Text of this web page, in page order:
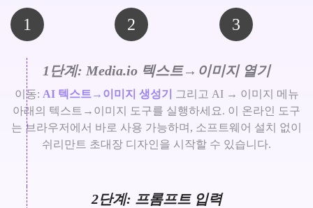
1 2 3
1단계: Media.io 텍스트→이미지 열기
이동: AI 텍스트→이미지 생성기
그리고 AI → 이미지 메뉴
아래의 텍스트→이미지 도구를 실행하세요. 이 온라인 도구
는 브라우저에서 바로 사용 가능하며, 소프트웨어 설치 없이
쉬리만트 초대장 디자인을 시작할 수 있습니다.
2단계: 프롬프트 입력